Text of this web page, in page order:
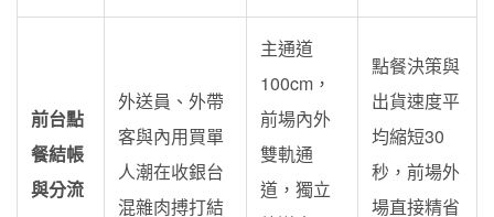
前台點
餐結帳
與分流
外送員、外帶
客與內用買單
人潮在收銀台
混雜肉搏打結
主通道
100cm，
前場內外
雙軌通
道，獨立
點餐決策與
出貨速度平
均縮短30
秒，前場外
場直接精省